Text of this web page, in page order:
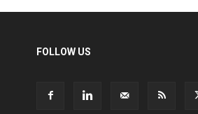
FOLLOW US